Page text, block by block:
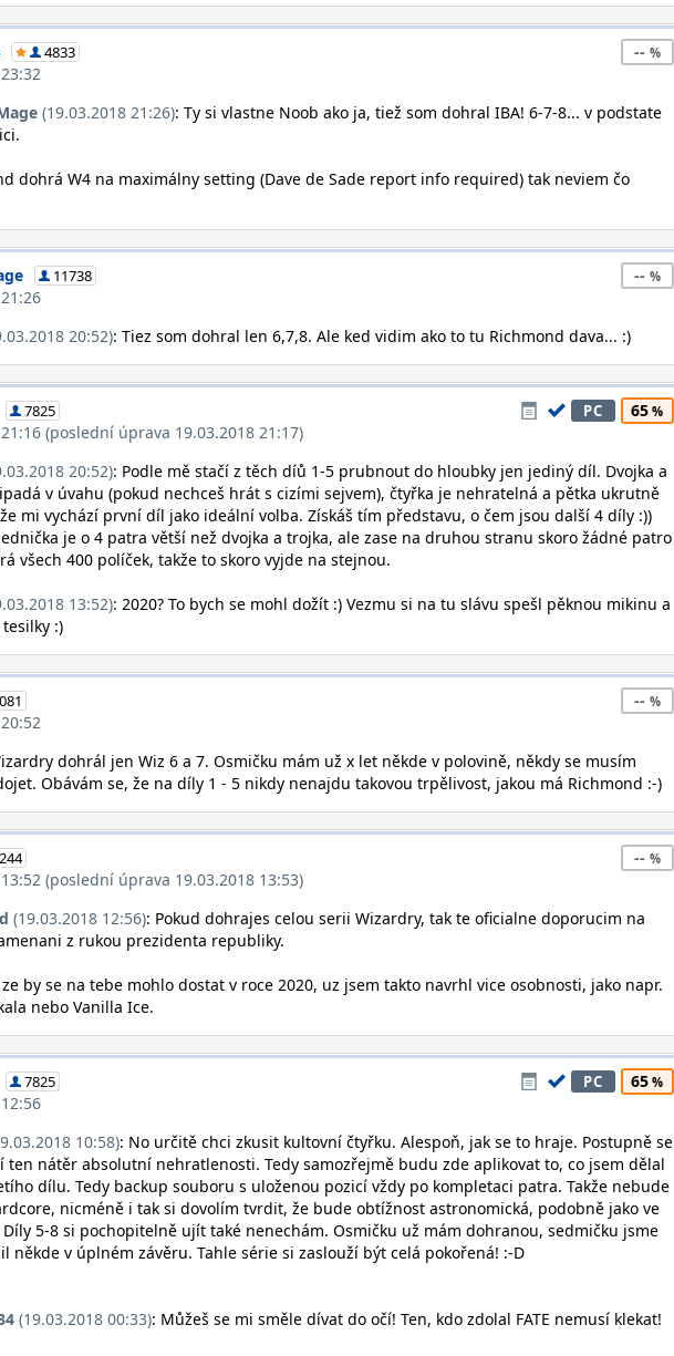
4833 --
(19.03.2018 21:26): Ty si vlastne Noob ako ja, tiež som dohral IBA! 6-7-8... v podstate
dohrá W4 na maximálny setting (Dave de Sade report info required) tak neviem čo
11738 --
20:52): Tiez som dohral len 6,7,8. Ale ked vidim ako to tu Richmond dava... :)
7825
(poslední úprava 19.03.2018 21:17)
PC 65
20:52): Podle mě stačí z těch díů 1-5 prubnout do hloubky jen jediný díl. Dvojka a
v úvahu (pokud nechceš hrát s cizími sejvem), čtyřka je nehratelná a pětka ukrutně
mi vychází první díl jako ideální volba. Získáš tím představu, o čem jsou další 4 díly :))
je o 4 patra větší než dvojka a trojka, ale zase na druhou stranu skoro žádné patro
všech 400 políček, takže to skoro vyjde na stejnou.
13:52): 2020? To bych se mohl dožít :) Vezmu si na tu slávu spešl pěknou mikinu a
:)
--
dohrál jen Wiz 6 a 7. Osmičku mám už x let někde v polovině, někdy se musím
Obávám se, že na díly 1 - 5 nikdy nenajdu takovou trpělivost, jakou má Richmond :-)
(poslední úprava 19.03.2018 13:53)
--
(19.03.2018 12:56): Pokud dohrajes celou serii Wizardry, tak te oficialne doporucim na
z rukou prezidenta republiky.
by se na tebe mohlo dostat v roce 2020, uz jsem takto navrhl vice osobnosti, jako napr.
nebo Vanilla Ice.
7825 PC 65
10:58): No určitě chci zkusit kultovní čtyřku. Alespoň, jak se to hraje. Postupně se
ten nátěr absolutní nehratlenosti. Tedy samozřejmě budu zde aplikovat to, co jsem dělal
dílu. Tedy backup souboru s uloženou pozicí vždy po kompletaci patra. Takže nebude
nicméně i tak si dovolím tvrdit, že bude obtížnost astronomická, podobně jako ve
5-8 si pochopitelně ujít také nenechám. Osmičku už mám dohranou, sedmičku jsme
někde v úplném závěru. Tahle série si zaslouží být celá pokořená! :-D
(19.03.2018 00:33): Můžeš se mi směle dívat do očí! Ten, kdo zdolal FATE nemusí klekat!